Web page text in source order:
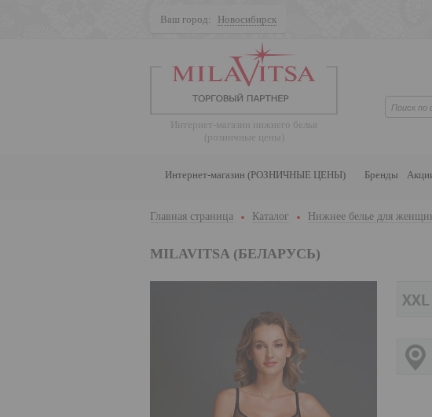
Ваш город: Новосибирск
Интернет-магазин нижнего белья
(розничные цены)
Интернет-магазин (РОЗНИЧНЫЕ ЦЕНЫ) Бренды
Главная страница Каталог Нижнее белье для
MILAVITSA (БЕЛАРУСЬ)